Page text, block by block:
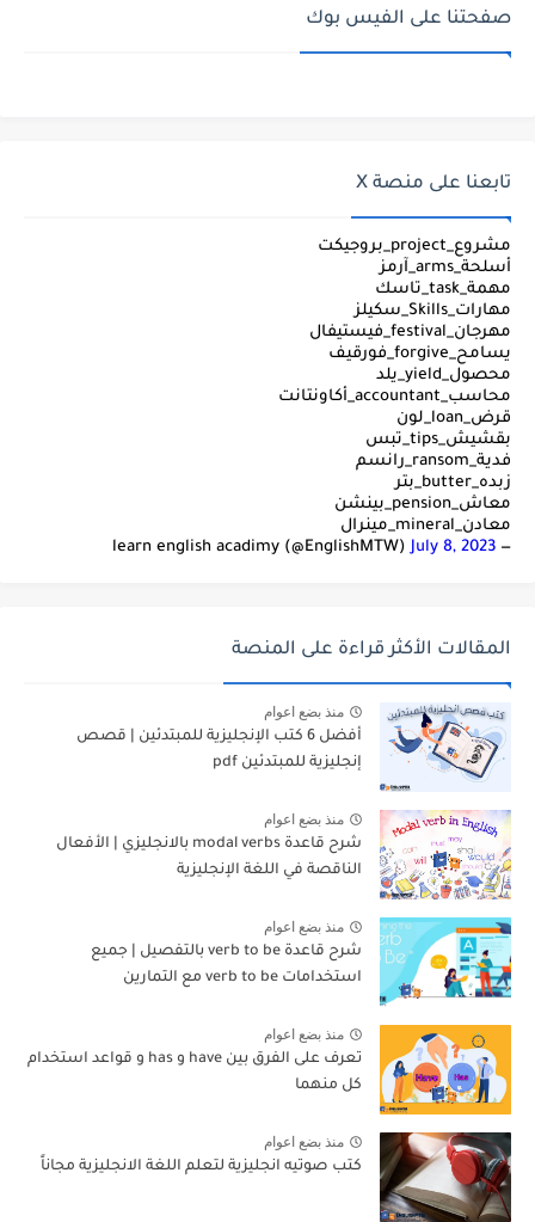
صفحتنا على الفيس بوك
تابعنا على منصة X
مشروع_project_بروجيكت
أسلحة_arms_آرمز
مهمة_task_تاسك
مهارات_Skills_سكيلز
مهرجان_festival_فيستيفال
يسامح_forgive_فورقيف
محصول_yield_يلد
محاسب_accountant_أكاونتانت
قرض_loan_لون
بقشيش_tips_تبس
فدية_ransom_رانسم
زبده_butter_بتر
معاش_pension_بينشن
معادن_mineral_مينرال
— learn english acadimy (@EnglishMTW)
July 8, 2023
المقالات الأكثر قراءة على المنصة
منذ بضع اعوام
أفضل 6 كتب الإنجليزية للمبتدئين | قصص
إنجليزية للمبتدئين pdf
منذ بضع اعوام
شرح قاعدة modal verbs بالانجليزي | الأفعال
الناقصة في اللغة الإنجليزية
منذ بضع اعوام
شرح قاعدة verb to be بالتفصيل | جميع
استخدامات verb to be مع التمارين
منذ بضع اعوام
تعرف على الفرق بين have و has و قواعد استخدام
كل منهما
منذ بضع اعوام
كتب صوتيه انجليزية لتعلم اللغة الانجليزية مجاناً